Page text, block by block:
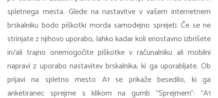
spletnega mesta. Glede na nastavitve v vašem internetnem
brskalniku bodo piškotki morda samodejno sprejeti. Če se ne
strinjate z njihovo uporabo, lahko kadar koli enostavno izbrišete
in/ali trajno onemogočite piškotke v računalniku ali mobilni
napravi z uporabo nastavitev brskalnika, ki ga uporabljate. Ob
prijavi na spletno mesto A1 se prikaže besedilo, ki ga
anketiranec sprejme s klikom na gumb "Sprejmem": "A1